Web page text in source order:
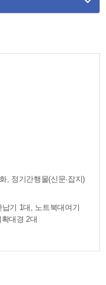
, 정기간행물(신문·잡지)
기 1대, 노트북대여기
대경 2대